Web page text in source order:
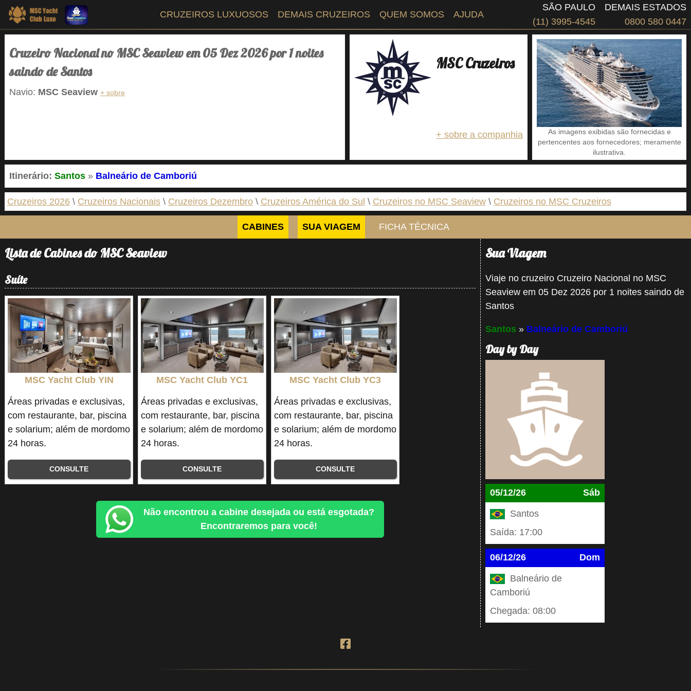
DEMAIS ESTADOS
0800 580 0447
SÃO PAULO
(11) 3995-4545
CRUZEIROS LUXUOSOS DEMAIS CRUZEIROS QUEM SOMOS AJUDA
Cruzeiro Nacional no MSC Seaview em 05 Dez 2026 por 1 noites
saindo de Santos
Navio: MSC Seaview + sobre
MSC Cruzeiros
+ sobre a companhia
As imagens exibidas são fornecidas e
pertencentes aos fornecedores; meramente
ilustrativa.
Itinerário: Santos » Balneário de Camboriú
Cruzeiros 2026 Cruzeiros Nacionais Cruzeiros Dezembro Cruzeiros América do Sul Cruzeiros no MSC Seaview Cruzeiros no MSC Cruzeiros
CABINES SUA VIAGEM FICHA TÉCNICA
Lista de Cabines do MSC Seaview
Suíte
MSC Yacht Club YIN
Áreas privadas e exclusivas,
com restaurante, bar, piscina
e solarium; além de mordomo
24 horas.
CONSULTE
MSC Yacht Club YC1
Áreas privadas e exclusivas,
com restaurante, bar, piscina
e solarium; além de mordomo
24 horas.
CONSULTE
MSC Yacht Club YC3
Áreas privadas e exclusivas,
com restaurante, bar, piscina
e solarium; além de mordomo
24 horas.
CONSULTE
Não encontrou a cabine desejada ou está esgotada?
Encontraremos para você!
Sua Viagem
Viaje no cruzeiro Cruzeiro Nacional no MSC
Seaview em 05 Dez 2026 por 1 noites saindo de
Santos
Santos » Balneário de Camboriú
Day by Day
05/12/26 Sáb
Santos
Saída: 17:00
06/12/26 Dom
Balneário de
Camboriú
Chegada: 08:00